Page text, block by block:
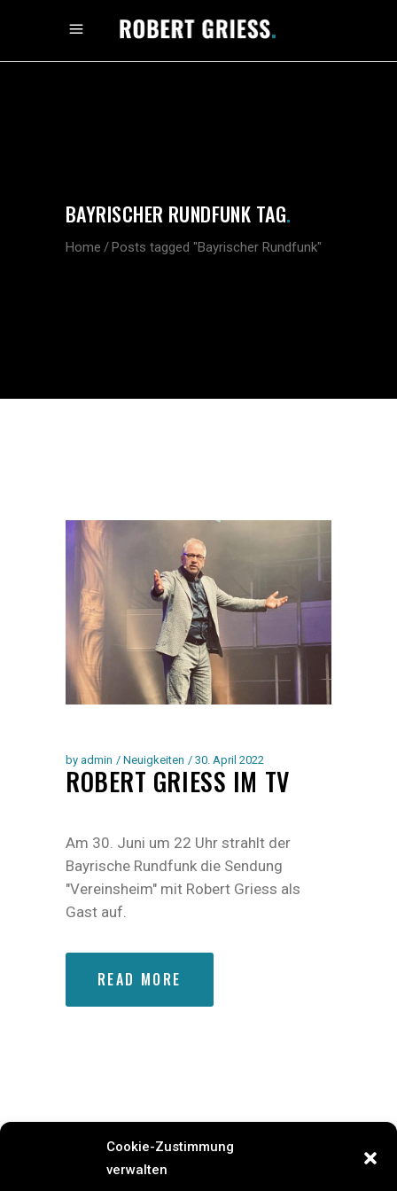
Cookie-Zustimmung
verwalten
BAYRISCHER RUNDFUNK TAG.
Home /Posts tagged "Bayrischer Rundfunk"
by admin Neuigkeiten 30. April 2022
ROBERT GRIESS IM TV
Am 30. Juni um 22 Uhr strahlt der
Bayrische Rundfunk die Sendung
"Vereinsheim" mit Robert Griess als
Gast auf.
READ MORE